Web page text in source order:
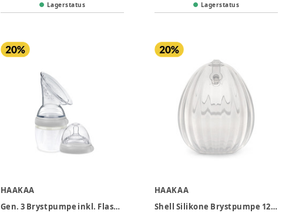
Lagerstatus Lagerstatus
HAAKAA
Gen. 3 Brystpumpe inkl. Flasketud
HAAKAA
Shell Silikone Brystpumpe 120ml